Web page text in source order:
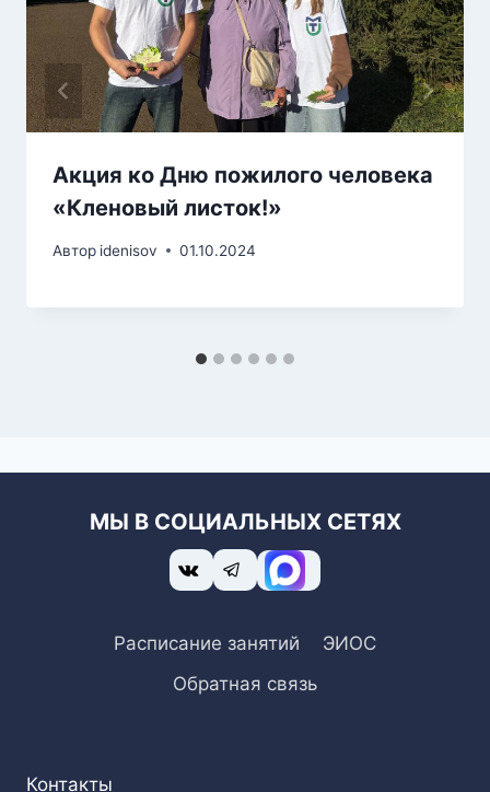
Акция ко Дню пожилого человека
«Кленовый листок!»
Автор idenisov 01.10.2024
МЫ В СОЦИАЛЬНЫХ СЕТЯХ
Расписание занятий
ЭИОС
Обратная связь
Контакты